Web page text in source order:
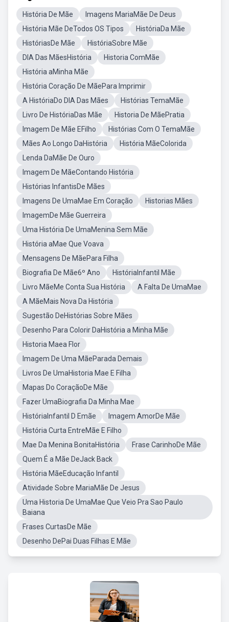
História De Mãe
Imagens MariaMãe De Deus
História Mãe DeTodos OS Tipos
HistóriaDa Mãe
HistóriasDe Mãe
HistóriaSobre Mãe
DIA Das MãesHistória
Historia ComMãe
História aMinha Mãe
História Coração De MãePara Imprimir
A HistóriaDo DIA Das Mães
Histórias TemaMãe
Livro De HistóriaDas Mãe
Historia De MãePratia
Imagem De Mãe EFilho
Histórias Com O TemaMãe
Mães Ao Longo DaHistória
História MãeColorida
Lenda DaMãe De Ouro
Imagem De MãeContando História
Histórias InfantisDe Mães
Imagens De UmaMae Em Coração
Historias Mães
ImagemDe Mãe Guerreira
Uma História De UmaMenina Sem Mãe
História aMae Que Voava
Mensagens De MãePara Filha
Biografia De Mãe6º Ano
HistóriaInfantil Mãe
Livro MãeMe Conta Sua História
A Falta De UmaMae
A MãeMais Nova Da História
Sugestão DeHistórias Sobre Mães
Desenho Para Colorir DaHistória a Minha Mãe
Historia Maea Flor
Imagem De Uma MãeParada Demais
Livros De UmaHistoria Mae E Filha
Mapas Do CoraçãoDe Mãe
Fazer UmaBiografia Da Minha Mae
HistóriaInfantil D Emãe
Imagem AmorDe Mãe
História Curta EntreMãe E Filho
Mae Da Menina BonitaHistória
Frase CarinhoDe Mãe
Quem É a Mãe DeJack Back
História MãeEducação Infantil
Atividade Sobre MariaMãe De Jesus
Uma Historia De UmaMae Que Veio Pra Sao Paulo
Baiana
Frases CurtasDe Mãe
Desenho DePai Duas Filhas E Mãe